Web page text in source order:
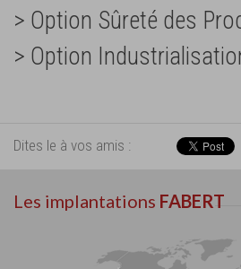
> Option Sûreté des
> Option
Dites le à vos amis :
Les implantations FABERT